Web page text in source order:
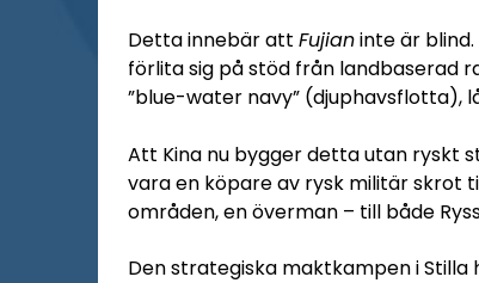
Detta innebär att Fujianinte är
förlita sig på stöd från landbaserad
”blue-water navy” (djuphavsflotta),
Att Kina nu bygger detta utan ryskt
vara en köpare av rysk militär skrot
områden, en överman – till både
Den strategiska maktkampen i Stilla